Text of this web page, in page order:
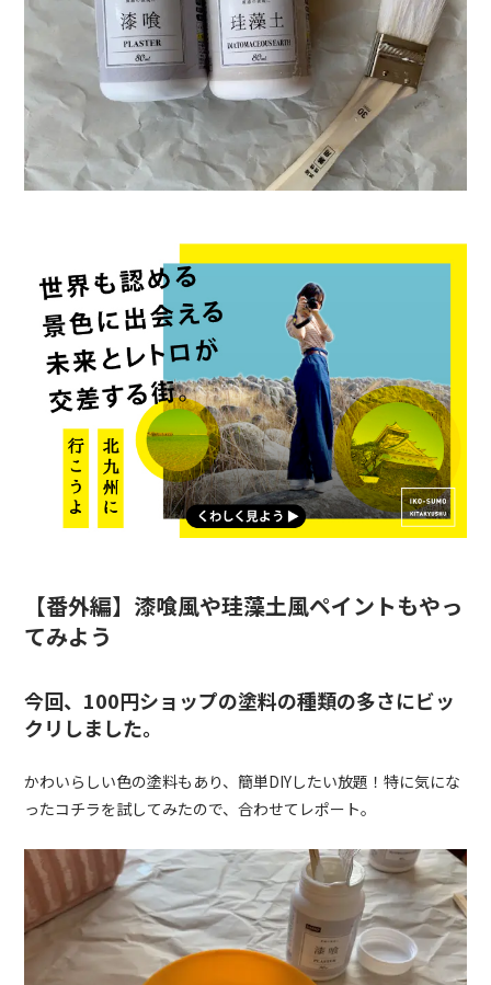
【番外編】漆喰風や珪藻土風ペイントもやっ
てみよう
今回、100円ショップの塗料の種類の多さにビッ
クリしました。
かわいらしい色の塗料もあり、簡単DIYしたい放題！特に気にな
ったコチラを試してみたので、合わせてレポート。